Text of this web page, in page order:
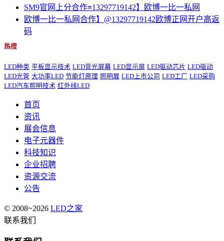
SM9官网上分合作≡13297719142】欧博一比一私网
欧博一比一私网合作】@13297719142欧博正网开户高返
码
热搜
LED种类 平板显示技术 LED背光屏幕 LED显示屏 LED驱动芯片 LED驱动
LED光管 大功率LED 节能灯原理 照明展 LED上市公司 LED工厂 LED采购
LED汽车照明技术 红外线LED
首页
资讯
展会信息
电子元器件
科技知识
企业招聘
资源交流
公告
© 2008~2026 LED之家
联系我们